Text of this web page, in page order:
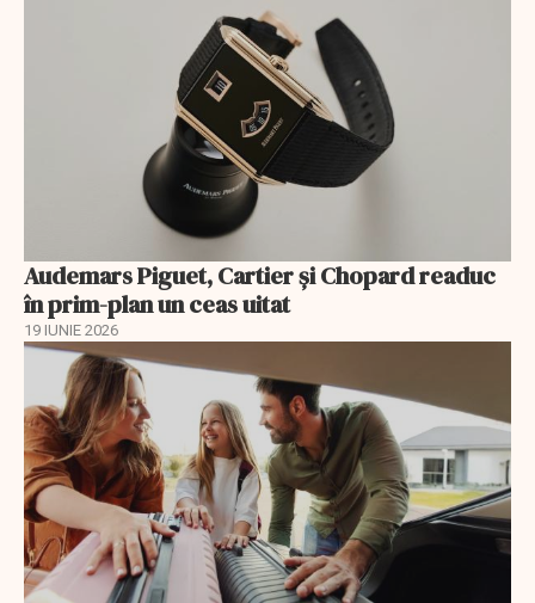
Audemars Piguet, Cartier și Chopard readuc
în prim-plan un ceas uitat
19 IUNIE 2026